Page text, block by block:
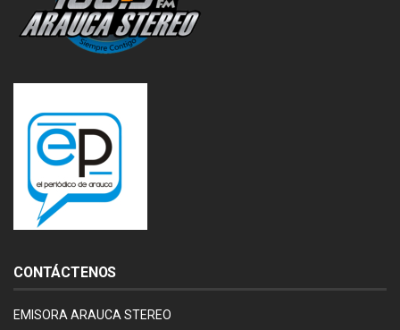
CONTÁCTENOS
EMISORA ARAUCA STEREO